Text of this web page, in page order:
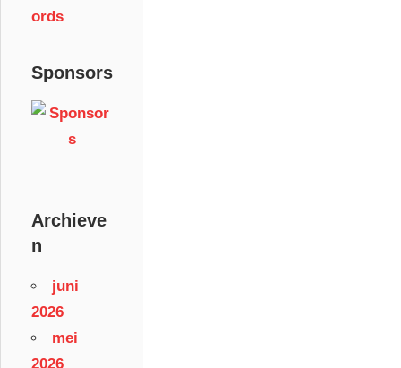
ords
Sponsors
Archieve
n
juni
2026
mei
2026